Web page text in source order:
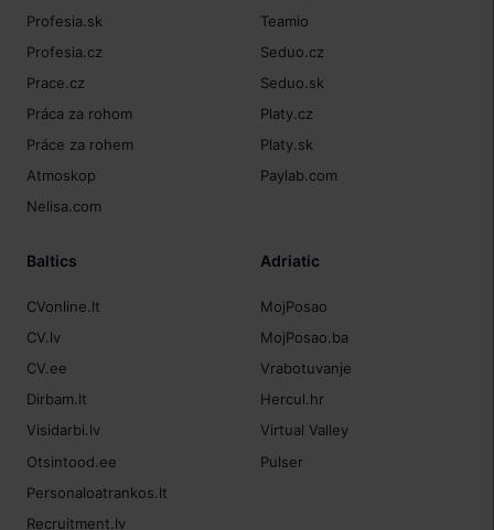
Profesia.sk
Profesia.cz
Prace.cz
Práca za rohom
Práce za rohem
Atmoskop
Nelisa.com
Teamio
Seduo.cz
Seduo.sk
Platy.cz
Platy.sk
Paylab.com
Baltics
CVonline.lt
CV.lv
CV.ee
Dirbam.lt
Visidarbi.lv
Otsintood.ee
Personaloatrankos.lt
Recruitment.lv
Adriatic
MojPosao
MojPosao.ba
Vrabotuvanje
Hercul.hr
Virtual Valley
Pulser